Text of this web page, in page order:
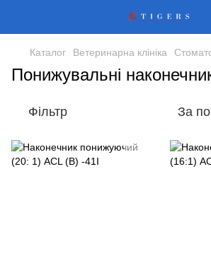
Каталог Ветеринарна клініка
Понижувальні
Фільтр За